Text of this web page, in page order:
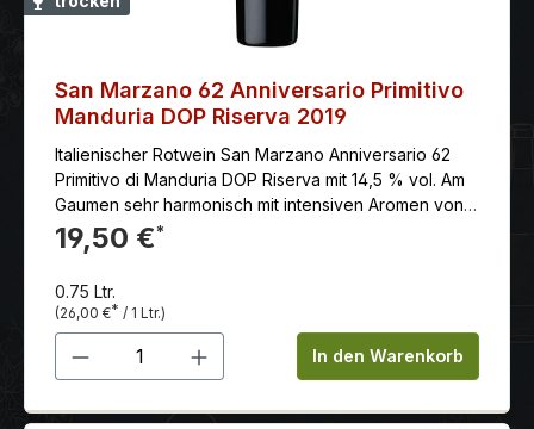
San Marzano 62 Anniversario Primitivo
Manduria DOP Riserva 2019
Italienischer Rotwein San Marzano Anniversario 62
Primitivo di Manduria DOP Riserva mit 14,5 % vol. Am
Gaumen sehr harmonisch mit intensiven Aromen von
Trockenpflaume und Kirschkonfitüre. Anklänge von
Gewürzen und Tabak, Kakao, Kaffee und Vanille
sanftem Tannin und unendlichem Nachhall, sehr
elegant.
19,50 €*
0.75 Ltr.
(26,00 €* / 1 Ltr.)
Produkt Anzahl: Gib denIn den Warenkorb